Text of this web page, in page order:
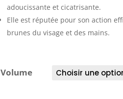
adoucissante et cicatrisante.
Elle est réputée pour son action
brunes du visage et des mains.
Volume